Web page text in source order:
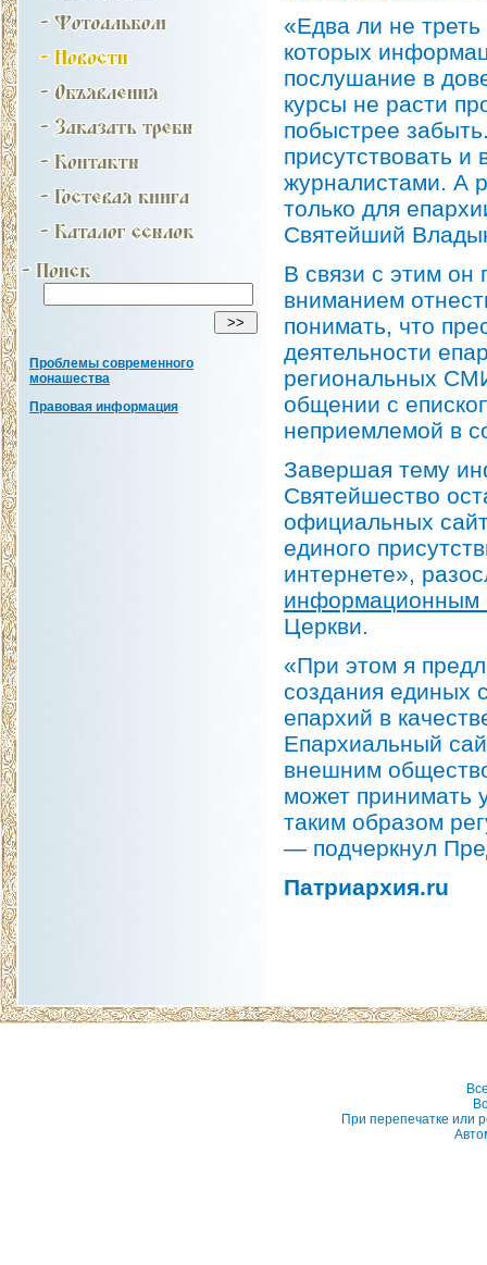
Проблемы современного
монашества
Правовая информация
«Едва ли не
которых
послушание в
курсы не расти
побыстрее
присутствовать
журналистами. А
только для
Святейший
В связи с этим он
вниманием
понимать, что
деятельности
региональных
общении с
неприемлемой в
Завершая тему
Святейшество
официальных
единого
интернете»,
информационным
Церкви.
«При этом я
создания единых
епархий в
Епархиальный
внешним
может принимать
таким образом
— подчеркнул
Патриархия.ru
При перепечатке или